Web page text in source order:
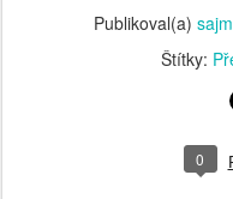
Publikoval(a)
Štítky:
0